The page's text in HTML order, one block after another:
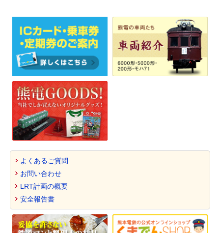
よくあるご質問
お問い合わせ
LRT計画の概要
安全報告書